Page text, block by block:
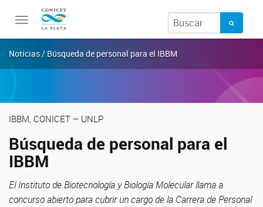
Toggle
navigation
Noticias / Búsqueda de personal para el IBBM
IBBM, CONICET – UNLP
Búsqueda de personal para el
IBBM
El Instituto de Biotecnología y Biología Molecular llama a
concurso abierto para cubrir un cargo de la Carrera de Personal